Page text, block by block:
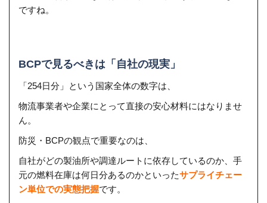
ですね。
BCPで見るべきは「自社の現実」
「254日分」という国家全体の数字は、
物流事業者や企業にとって直接の安心材料にはなりませ
ん。
防災・BCPの観点で重要なのは、
自社がどの製油所や調達ルートに依存しているのか、手
元の燃料在庫は何日分あるのかといったサプライチェー
ン単位での実態把握です。